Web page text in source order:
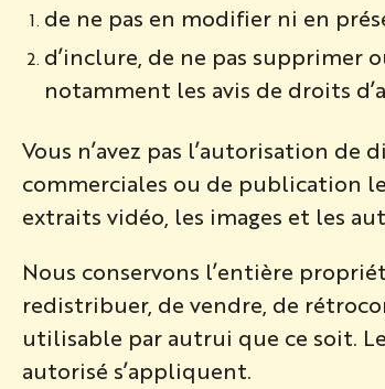
de ne pas en modifier ni en
d’inclure, de ne pas supprimer
notamment les avis de droits
Vous n’avez pas l’autorisation
commerciales ou de publication
extraits vidéo, les images et les
Nous conservons l’entière
redistribuer, de vendre, de
utilisable par autrui que ce soit.
autorisé s’appliquent.